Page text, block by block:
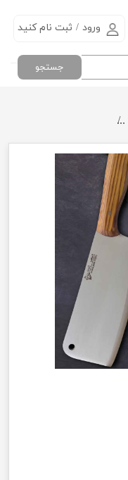
ورود / ثبت نام کنید
جستجو